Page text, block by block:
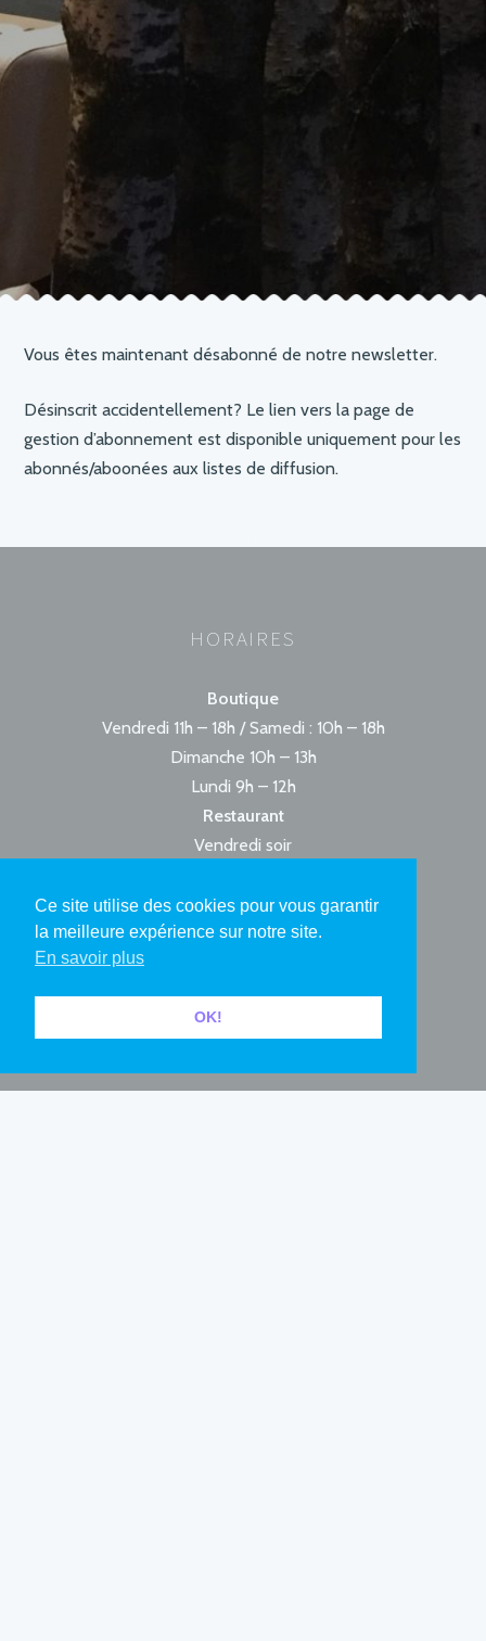
Vous êtes maintenant désabonné de notre newsletter.
Désinscrit accidentellement? Le lien vers la page de
gestion d’abonnement est disponible uniquement pour les
abonnés/aboonées aux listes de diffusion.
HORAIRES
Boutique
Vendredi 11h – 18h / Samedi : 10h – 18h
Dimanche 10h – 13h
Lundi 9h – 12h
Restaurant
Vendredi soir
Dimanche midi
Ce site utilise des cookies pour vous garantir
la meilleure expérience sur notre site.
En savoir plus
OK!